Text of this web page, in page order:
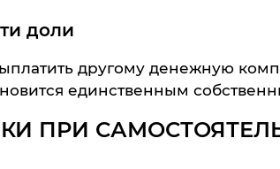
доли
другому денежную
единственным
ПРИ